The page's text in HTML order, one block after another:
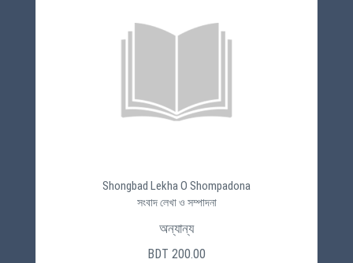
Shongbad Lekha O Shompadona
সংবাদ লেখা ও সম্পাদনা
অন্যান্য
BDT 200.00